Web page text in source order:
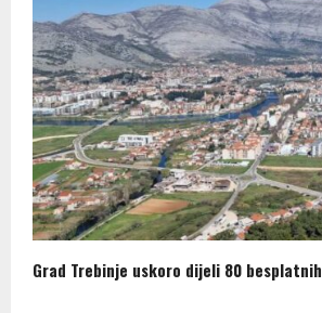
Grad Trebinje uskoro dijeli 80